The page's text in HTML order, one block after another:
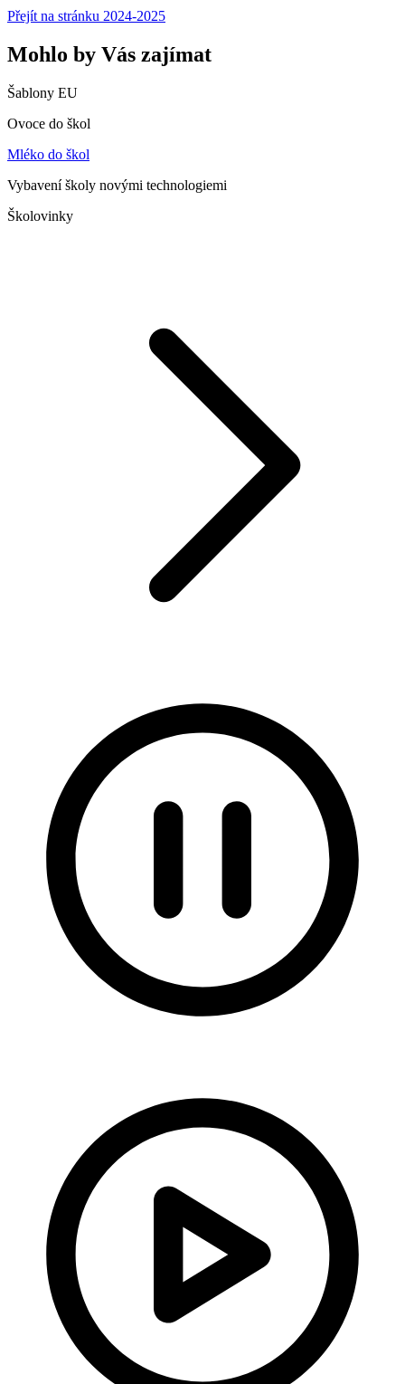
Přejít na stránku 2024-2025
Mohlo by Vás zajímat
Šablony EU
Ovoce do škol
Mléko do škol
Vybavení školy novými technologiemi
Školovinky